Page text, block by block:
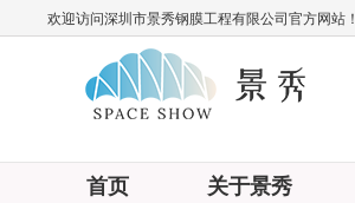
欢迎访问深圳市景秀钢膜工程有限公司官方网站！
首页 关于景秀